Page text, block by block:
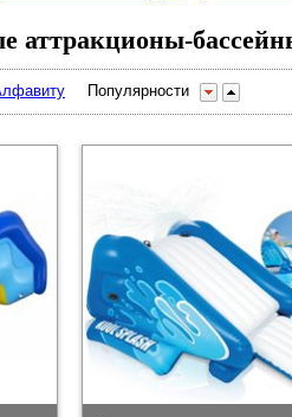
аттракционы-
Популярности